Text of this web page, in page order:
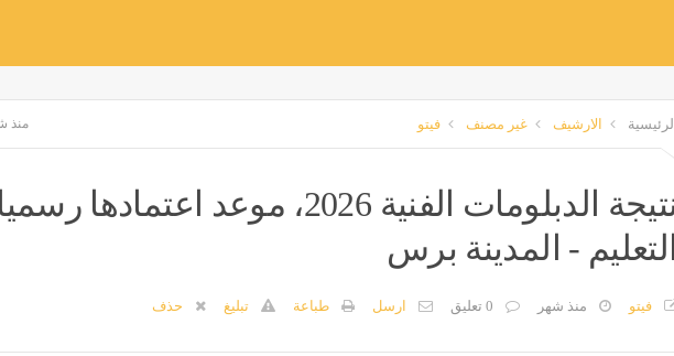
الرئيسية الارشيف غير مصنف فيتو منذ شهر
نتيجة الدبلومات الفنية 2026، موعد
التعليم - المدينة برس
فيتو منذ شهر 0 تعليق ارسل طباعة تبليغ حذف